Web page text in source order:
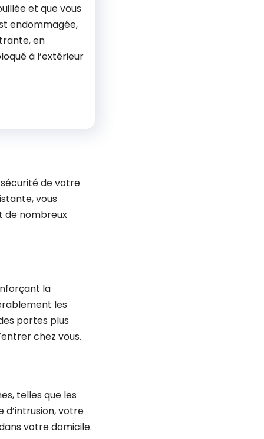
et que vous
endommagée,
en
à l’extérieur
de votre
vous
de nombreux
la
les
portes plus
chez vous.
telles que les
d’intrusion, votre
votre domicile.